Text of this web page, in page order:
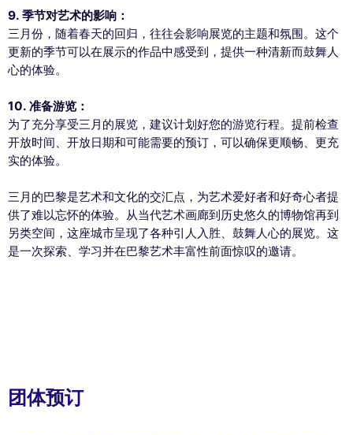
9. 季节对艺术的影响：
三月份，随着春天的回归，往往会影响展览的主题和氛围。这个
更新的季节可以在展示的作品中感受到，提供一种清新而鼓舞人
心的体验。
10. 准备游览：
为了充分享受三月的展览，建议计划好您的游览行程。提前检查
开放时间、开放日期和可能需要的预订，可以确保更顺畅、更充
实的体验。
三月的巴黎是艺术和文化的交汇点，为艺术爱好者和好奇心者提
供了难以忘怀的体验。从当代艺术画廊到历史悠久的博物馆再到
另类空间，这座城市呈现了各种引人入胜、鼓舞人心的展览。这
是一次探索、学习并在巴黎艺术丰富性前面惊叹的邀请。
团体预订